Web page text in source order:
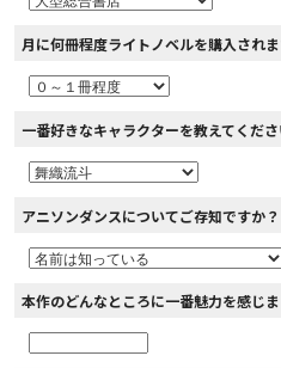
月に何冊程度ライトノベルを購入されま
一番好きなキャラクターを教えてくださ
アニソンダンスについてご存知ですか？
本作のどんなところに一番魅力を感じま